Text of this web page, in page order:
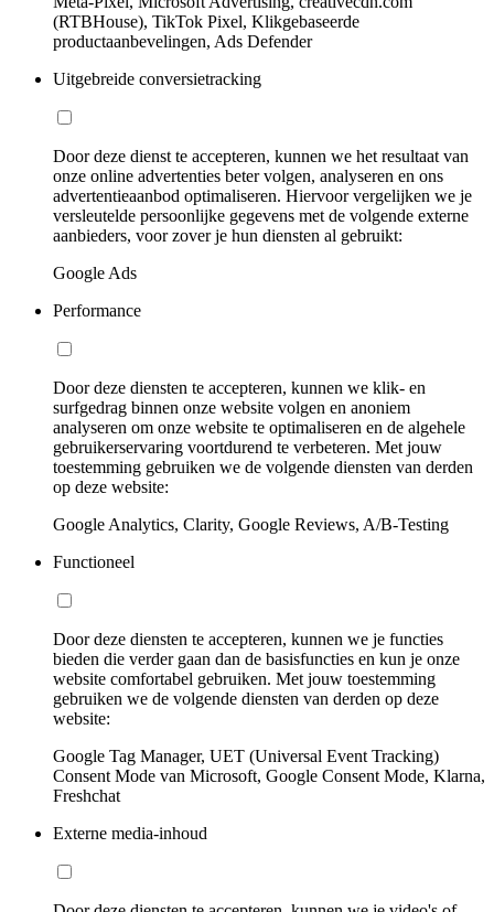
(RTBHouse), TikTok Pixel, Klikgebaseerde
productaanbevelingen, Ads Defender
Uitgebreide conversietracking
Door deze dienst te accepteren, kunnen we het resultaat van
onze online advertenties beter volgen, analyseren en ons
advertentieaanbod optimaliseren. Hiervoor vergelijken we je
versleutelde persoonlijke gegevens met de volgende externe
aanbieders, voor zover je hun diensten al gebruikt:
Google Ads
Performance
Door deze diensten te accepteren, kunnen we klik- en
surfgedrag binnen onze website volgen en anoniem
analyseren om onze website te optimaliseren en de algehele
gebruikerservaring voortdurend te verbeteren. Met jouw
toestemming gebruiken we de volgende diensten van derden
op deze website:
Google Analytics, Clarity, Google Reviews, A/B-Testing
Functioneel
Door deze diensten te accepteren, kunnen we je functies
bieden die verder gaan dan de basisfuncties en kun je onze
website comfortabel gebruiken. Met jouw toestemming
gebruiken we de volgende diensten van derden op deze
website:
Google Tag Manager, UET (Universal Event Tracking)
Consent Mode van Microsoft, Google Consent Mode, Klarna,
Freshchat
Externe media-inhoud